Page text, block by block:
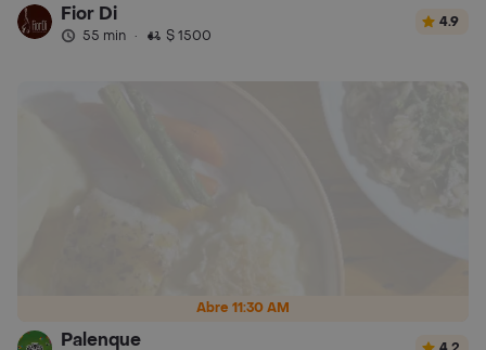
Fior Di
55 min · $ 1500
4.9
Abre 11:30 AM
Palenque